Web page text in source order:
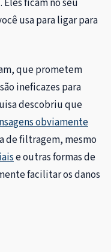
ficam no seu
usa para ligar para
que prometem
ineficazes para
descobriu que
obviamente
de filtragem, mesmo
e outras formas de
facilitar os danos